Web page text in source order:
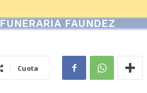
FUNERARIA FAUNDEZ
Cuota